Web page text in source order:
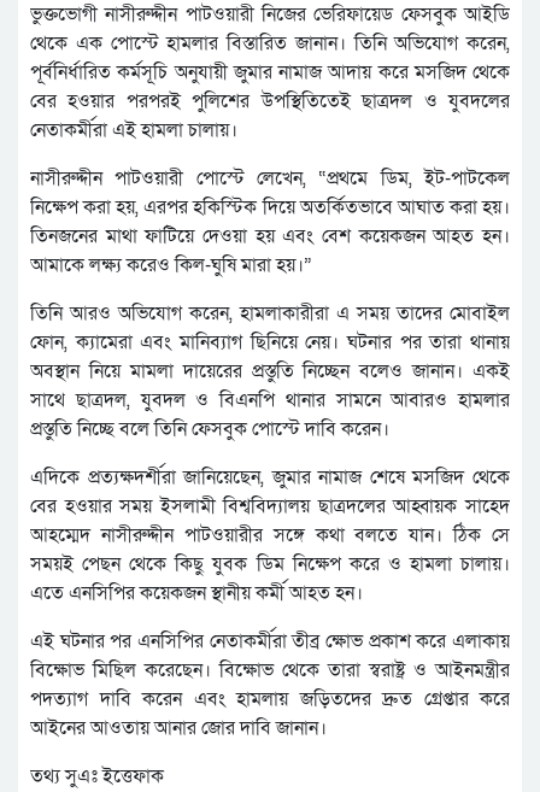
ভুক্তভোগী নাসীরুদ্দীন পাটওয়ারী নিজের ভেরিফায়েড ফেসবুক আইডি
থেকে এক পোস্টে হামলার বিস্তারিত জানান। তিনি অভিযোগ করেন,
পূর্বনির্ধারিত কর্মসূচি অনুযায়ী জুমার নামাজ আদায় করে মসজিদ থেকে
বের হওয়ার পরপরই পুলিশের উপস্থিতিতেই ছাত্রদল ও যুবদলের
নেতাকর্মীরা এই হামলা চালায়।
নাসীরুদ্দীন পাটওয়ারী পোস্টে লেখেন, “প্রথমে ডিম, ইট-পাটকেল
নিক্ষেপ করা হয়, এরপর হকিস্টিক দিয়ে অতর্কিতভাবে আঘাত করা হয়।
তিনজনের মাথা ফাটিয়ে দেওয়া হয় এবং বেশ কয়েকজন আহত হন।
আমাকে লক্ষ্য করেও কিল-ঘুষি মারা হয়।”
তিনি আরও অভিযোগ করেন, হামলাকারীরা এ সময় তাদের মোবাইল
ফোন, ক্যামেরা এবং মানিব্যাগ ছিনিয়ে নেয়। ঘটনার পর তারা থানায়
অবস্থান নিয়ে মামলা দায়েরের প্রস্তুতি নিচ্ছেন বলেও জানান। একই
সাথে ছাত্রদল, যুবদল ও বিএনপি থানার সামনে আবারও হামলার
প্রস্তুতি নিচ্ছে বলে তিনি ফেসবুক পোস্টে দাবি করেন।
এদিকে প্রত্যক্ষদর্শীরা জানিয়েছেন, জুমার নামাজ শেষে মসজিদ থেকে
বের হওয়ার সময় ইসলামী বিশ্ববিদ্যালয় ছাত্রদলের আহ্বায়ক সাহেদ
আহম্মেদ নাসীরুদ্দীন পাটওয়ারীর সঙ্গে কথা বলতে যান। ঠিক সে
সময়ই পেছন থেকে কিছু যুবক ডিম নিক্ষেপ করে ও হামলা চালায়।
এতে এনসিপির কয়েকজন স্থানীয় কর্মী আহত হন।
এই ঘটনার পর এনসিপির নেতাকর্মীরা তীব্র ক্ষোভ প্রকাশ করে এলাকায়
বিক্ষোভ মিছিল করেছেন। বিক্ষোভ থেকে তারা স্বরাষ্ট্র ও আইনমন্ত্রীর
পদত্যাগ দাবি করেন এবং হামলায় জড়িতদের দ্রুত গ্রেপ্তার করে
আইনের আওতায় আনার জোর দাবি জানান।
তথ্য সুএঃ ইত্তেফাক